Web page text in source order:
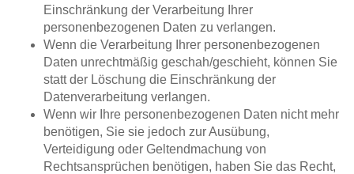
Einschränkung der Verarbeitung Ihrer
personenbezogenen Daten zu verlangen.
Wenn die Verarbeitung Ihrer personenbezogenen
Daten unrechtmäßig geschah/geschieht, können Sie
statt der Löschung die Einschränkung der
Datenverarbeitung verlangen.
Wenn wir Ihre personenbezogenen Daten nicht mehr
benötigen, Sie sie jedoch zur Ausübung,
Verteidigung oder Geltendmachung von
Rechtsansprüchen benötigen, haben Sie das Recht,